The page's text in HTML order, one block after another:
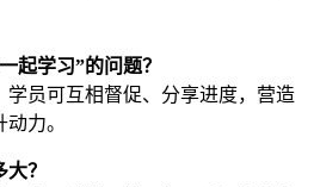
起学习”的问题？
学员可互相督促、分享进度，营造
力。
？